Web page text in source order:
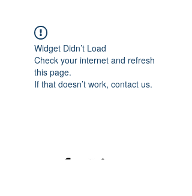
Widget Didn’t Load
Check your internet and refresh
this page.
If that doesn’t work, contact us.